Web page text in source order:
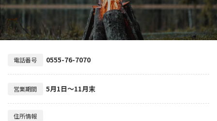
電話番号 0555-76-7070
営業期間 5月1日～11月末
住所情報